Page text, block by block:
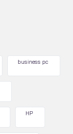
business pc
HP